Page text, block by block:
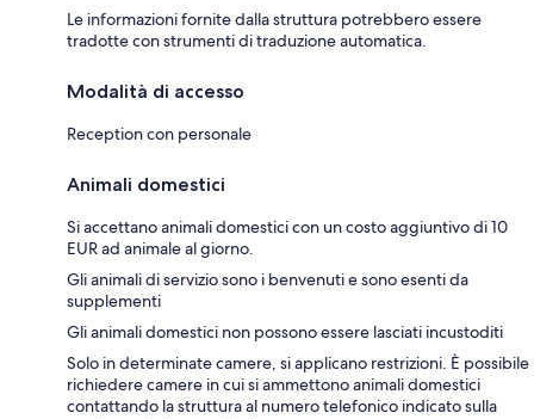
Le informazioni fornite dalla struttura potrebbero essere
tradotte con strumenti di traduzione automatica.
Modalità di accesso
Reception con personale
Animali domestici
Si accettano animali domestici con un costo aggiuntivo di 10
EUR ad animale al giorno.
Gli animali di servizio sono i benvenuti e sono esenti da
supplementi
Gli animali domestici non possono essere lasciati incustoditi
Solo in determinate camere, si applicano restrizioni. È possibile
richiedere camere in cui si ammettono animali domestici
contattando la struttura al numero telefonico indicato sulla